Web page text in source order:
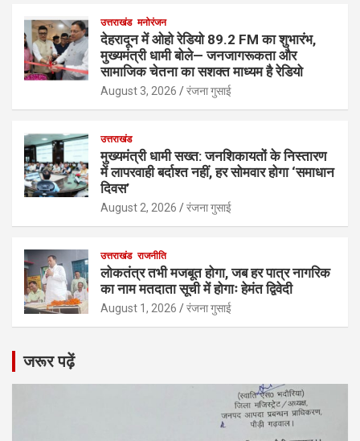
उत्तराखंड मनोरंजन
देहरादून में ओहो रेडियो 89.2 FM का शुभारंभ,
मुख्यमंत्री धामी बोले— जनजागरूकता और
सामाजिक चेतना का सशक्त माध्यम है रेडियो
August 3, 2026 रंजना गुसाई
उत्तराखंड
मुख्यमंत्री धामी सख्त: जनशिकायतों के निस्तारण
में लापरवाही बर्दाश्त नहीं, हर सोमवार होगा ‘समाधान
दिवस’
August 2, 2026 रंजना गुसाई
उत्तराखंड राजनीति
लोकतंत्र तभी मजबूत होगा, जब हर पात्र नागरिक
का नाम मतदाता सूची में होगाः हेमंत द्विवेदी
August 1, 2026 रंजना गुसाई
जरूर पढ़ें